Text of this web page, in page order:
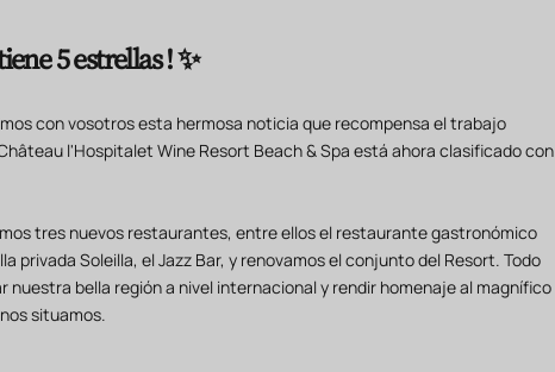
5 estrellas ! ✨
con vosotros esta hermosa noticia que recompensa el trabajo
l'Hospitalet Wine Resort Beach & Spa está ahora clasificado con
tres nuevos restaurantes, entre ellos el restaurante gastronómico
privada Soleilla, el Jazz Bar, y renovamos el conjunto del Resort. Todo
nuestra bella región a nivel internacional y rendir homenaje al magnífico
situamos.